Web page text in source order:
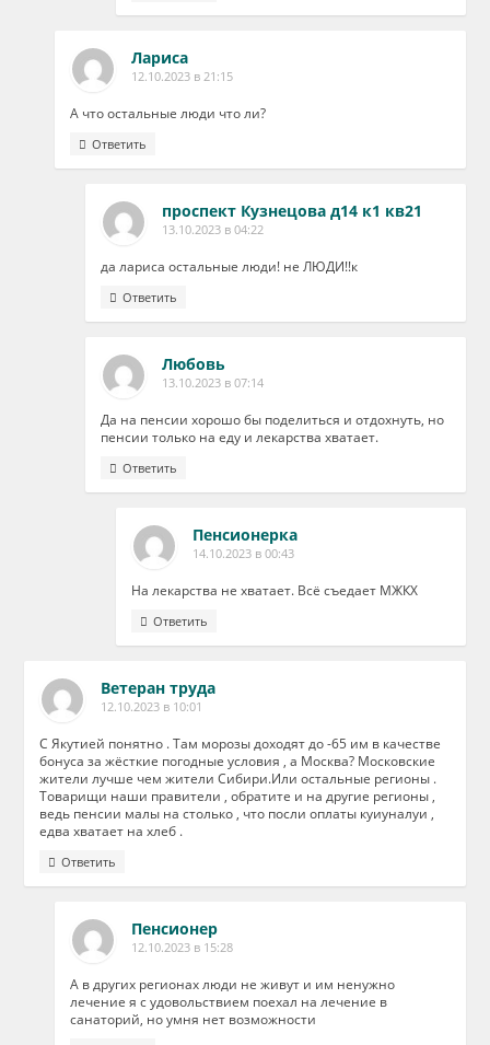
Лариса
12.10.2023 в 21:15
А что остальные люди что ли?
Ответить
проспект Кузнецова д14 к1 кв21
13.10.2023 в 04:22
да лариса остальные люди! не ЛЮДИ!!к
Ответить
Любовь
13.10.2023 в 07:14
Да на пенсии хорошо бы поделиться и отдохнуть, но
пенсии только на еду и лекарства хватает.
Ответить
Пенсионерка
14.10.2023 в 00:43
На лекарства не хватает. Всё съедает МЖКХ
Ответить
Ветеран труда
12.10.2023 в 10:01
С Якутией понятно . Там морозы доходят до -65 им в качестве
бонуса за жёсткие погодные условия , а Москва? Московские
жители лучше чем жители Сибири.Или остальные регионы .
Товарищи наши правители , обратите и на другие регионы ,
ведь пенсии малы на столько , что посли оплаты куиуналуи ,
едва хватает на хлеб .
Ответить
Пенсионер
12.10.2023 в 15:28
А в других регионах люди не живут и им ненужно
лечение я с удовольствием поехал на лечение в
санаторий, но умня нет возможности